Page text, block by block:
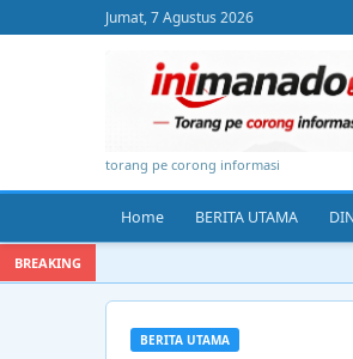
Jumat, 7 Agustus 2026
torang pe corong informasi
Home BERITA UTAMA
BREAKING
BERITA UTAMA